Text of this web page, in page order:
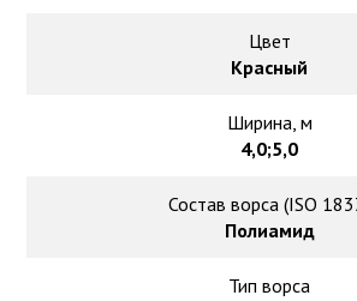
Цвет
Красный
Ширина, м
4,0;5,0
Состав ворса (ISO
Полиамид
Тип ворса